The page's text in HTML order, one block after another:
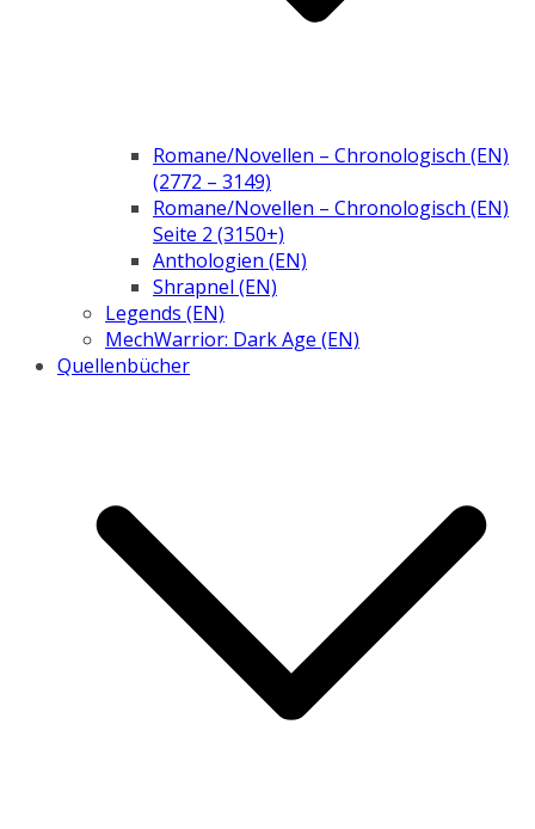
Romane/Novellen – Chronologisch (EN)
(2772 – 3149)
Romane/Novellen – Chronologisch (EN)
Seite 2 (3150+)
Anthologien (EN)
Shrapnel (EN)
Legends (EN)
MechWarrior: Dark Age (EN)
Quellenbücher